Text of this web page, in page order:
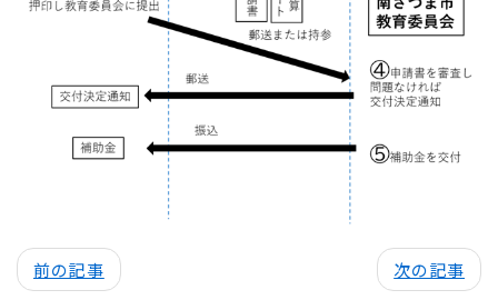
前の記事 次の記事